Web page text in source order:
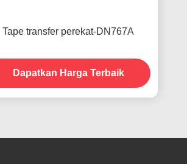
Tape transfer perekat-DN767A
Dapatkan Harga Terbaik